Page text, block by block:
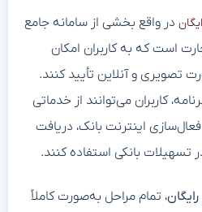
در واقع بخشی از سامانه جامع
است که به کاربران امکان
تصویری و آنلاین تأیید کنند.
کاربران می‌توانند از خدماتی
اینترنت بانک، دریافت
بانکی استفاده کنند.
، تمام مراحل به‌صورت کاملاً